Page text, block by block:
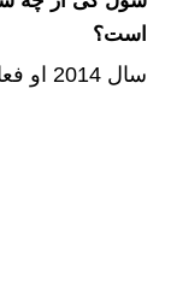
است؟
سال 2014 او فعالیت خود را آغاز کرده است.